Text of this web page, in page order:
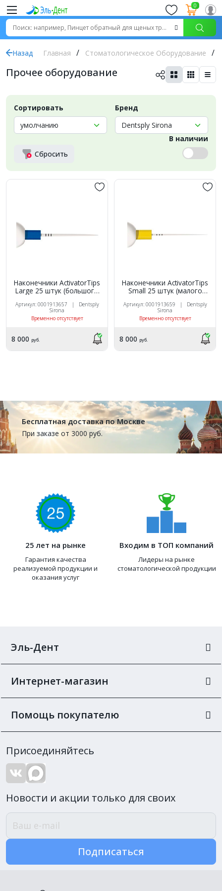
0
Назад Главная Стоматологическое Оборудование
Прочее оборудование
Сортировать Бренд
Сбросить
В наличии
Наконечники ActivatorTips
Large 25 штук (большого
Артикул: 0001913657 | Dentsply
Sirona
Временно отсутствует
8 000 руб.
Наконечники ActivatorTips
Small 25 штук (малого
Артикул: 0001913659 | Dentsply
Sirona
Временно отсутствует
8 000 руб.
Бесплатная доставка по Москве
При заказе от 3000 руб.
25 лет на рынке
Гарантия качества
реализуемой продукции и
оказания услуг
Входим в ТОП компаний
Лидеры на рынке
стоматологической продукции
Эль-Дент
Интернет-магазин
Помощь покупателю
Присоединяйтесь
Новости и акции только для своих
Подписаться